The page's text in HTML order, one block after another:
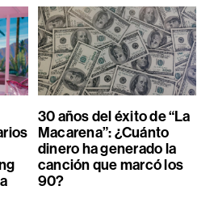
30 años del éxito de “La
Macarena”: ¿Cuánto
dinero ha generado la
canción que marcó los
90?